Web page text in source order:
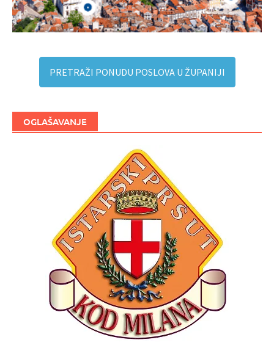
PRETRAŽI PONUDU POSLOVA U ŽUPANIJI
OGLAŠAVANJE